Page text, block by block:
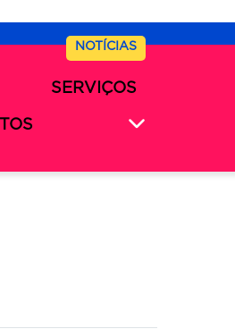
NOTÍCIAS
SERVIÇOS